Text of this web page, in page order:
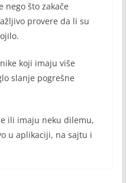
nego što zakače
provere da li su
koji imaju više
slanje pogrešne
ili imaju neku dilemu,
u aplikaciji, na sajtu i